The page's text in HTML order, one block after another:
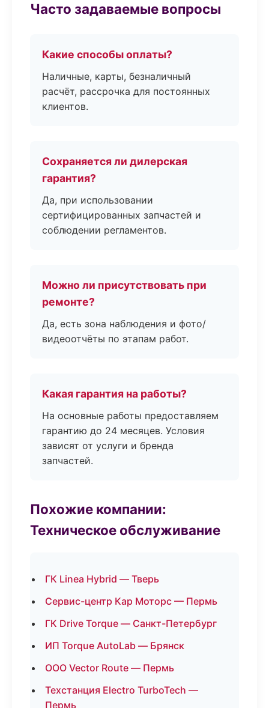
Часто задаваемые вопросы
Какие способы оплаты?
Наличные, карты, безналичный
расчёт, рассрочка для постоянных
клиентов.
Сохраняется ли дилерская
гарантия?
Да, при использовании
сертифицированных запчастей и
соблюдении регламентов.
Можно ли присутствовать при
ремонте?
Да, есть зона наблюдения и фото/
видеоотчёты по этапам работ.
Какая гарантия на работы?
На основные работы предоставляем
гарантию до 24 месяцев. Условия
зависят от услуги и бренда
запчастей.
Похожие компании:
Техническое обслуживание
ГК Linea Hybrid — Тверь
Сервис-центр Кар Моторс — Пермь
ГК Drive Torque — Санкт-Петербург
ИП Torque AutoLab — Брянск
ООО Vector Route — Пермь
Техстанция Electro TurboTech —
Пермь